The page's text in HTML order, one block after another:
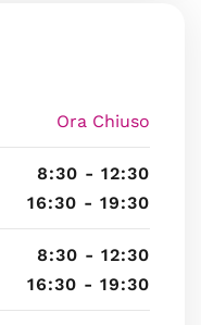
Ora Chiuso
8:30 - 12:30
16:30 - 19:30
8:30 - 12:30
16:30 - 19:30